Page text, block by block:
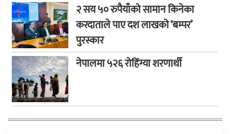
२ सय ५० रुपैयाँको सामान किनेका
करदाताले पाए दश लाखको ‘बम्पर’
पुरस्कार
नेपालमा ५२६ रोहिंग्या शरणार्थी